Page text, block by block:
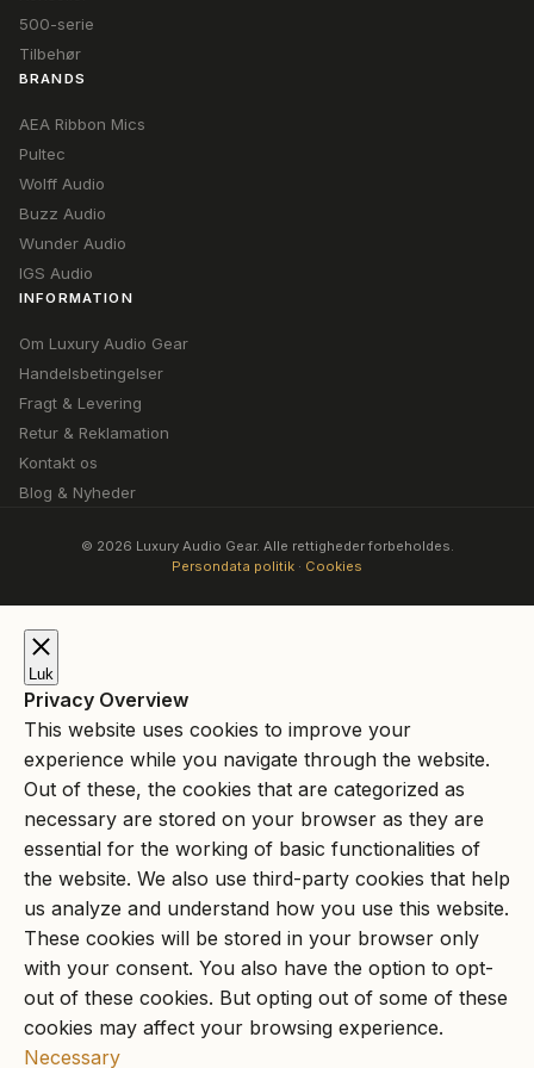
500-serie
Tilbehør
BRANDS
AEA Ribbon Mics
Pultec
Wolff Audio
Buzz Audio
Wunder Audio
IGS Audio
INFORMATION
Om Luxury Audio Gear
Handelsbetingelser
Fragt & Levering
Retur & Reklamation
Kontakt os
Blog & Nyheder
© 2026 Luxury Audio Gear. Alle rettigheder forbeholdes.
Persondata politik · Cookies
Luk
Privacy Overview
This website uses cookies to improve your
experience while you navigate through the website.
Out of these, the cookies that are categorized as
necessary are stored on your browser as they are
essential for the working of basic functionalities of
the website. We also use third-party cookies that help
us analyze and understand how you use this website.
These cookies will be stored in your browser only
with your consent. You also have the option to opt-
out of these cookies. But opting out of some of these
cookies may affect your browsing experience.
Necessary